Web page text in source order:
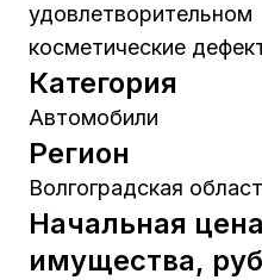
косметические
Категория
Автомобили
Регион
Волгоградская
Начальная
имущества,